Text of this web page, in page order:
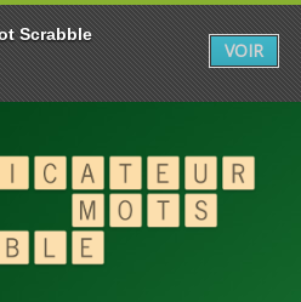
Scrabble
VOIR